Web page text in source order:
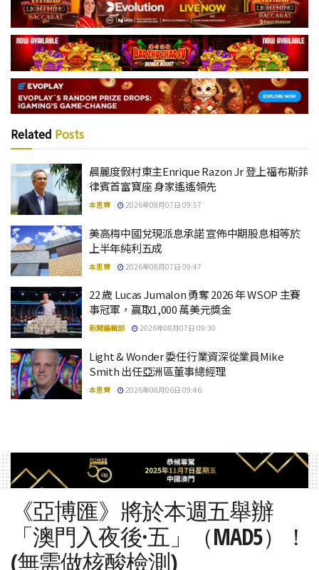
Related Posts
晨麗度假村東主Enrique Razon Jr 登上福布斯菲
律賓首富寶座 身家遙遙領先
本思齊 2026年08月07日 09:57
美高梅中國兌現派息承諾 宣佈中期股息相等於
上半年純利五成
本思齊 2026年08月07日 09:47
22 歲 Lucas Jumalon 勇奪 2026 年 WSOP 主賽
事冠軍，贏取1,000 萬美元獎金
新聞編輯部 2026年08月07日 09:30
Light & Wonder 委任行業資深從業員Mike
Smith 出任亞洲區董事總經理
本思齊 2026年08月06日 09:46
《亞博匯》將於本週五舉辦
「澳門入夜後·五」（MAD5）！
(無需做核酸檢測)